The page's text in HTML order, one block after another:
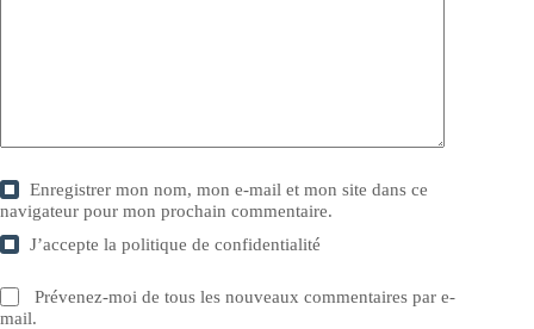
Enregistrer mon nom, mon e-mail et mon site dans ce
navigateur pour mon prochain commentaire.
J’accepte lapolitique de confidentialité
Prévenez-moi de tous les nouveaux commentaires par e-
mail.